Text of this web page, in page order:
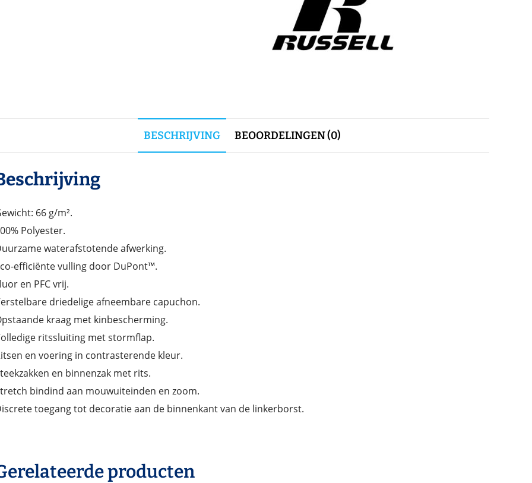
BESCHRIJVING BEOORDELINGEN (0)
66 g/m².
Polyester.
waterafstotende afwerking.
efficiënte vulling door DuPont™.
en PFC vrij.
driedelige afneembare capuchon.
kraag met kinbescherming.
ritssluiting met stormflap.
en voering in contrasterende kleur.
en binnenzak met rits.
bindind aan mouwuiteinden en zoom.
toegang tot decoratie aan de binnenkant van de linkerborst.
producten